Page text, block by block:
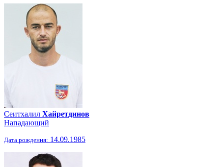
Сеитхалил Хайретдинов
Нападающий
Дата рождения: 14.09.1985